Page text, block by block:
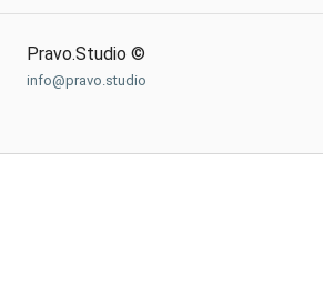
Pravo.Studio ©
info@pravo.studio